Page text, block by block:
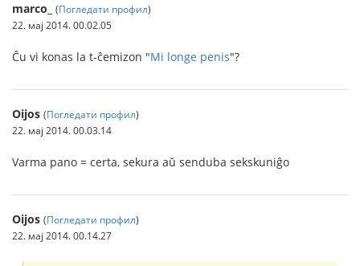
marco_ (Погледати профил)
22. мај 2014. 00.02.05
Ĉu vi konas la t-ĉemizon "Mi longe penis"?
Oijos (Погледати профил)
22. мај 2014. 00.03.14
Varma pano = certa, sekura aŭ senduba sekskuniĝo
Oijos (Погледати профил)
22. мај 2014. 00.14.27